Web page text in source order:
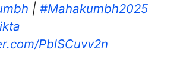
| #Mahakumbh2025
PblSCuvv2n